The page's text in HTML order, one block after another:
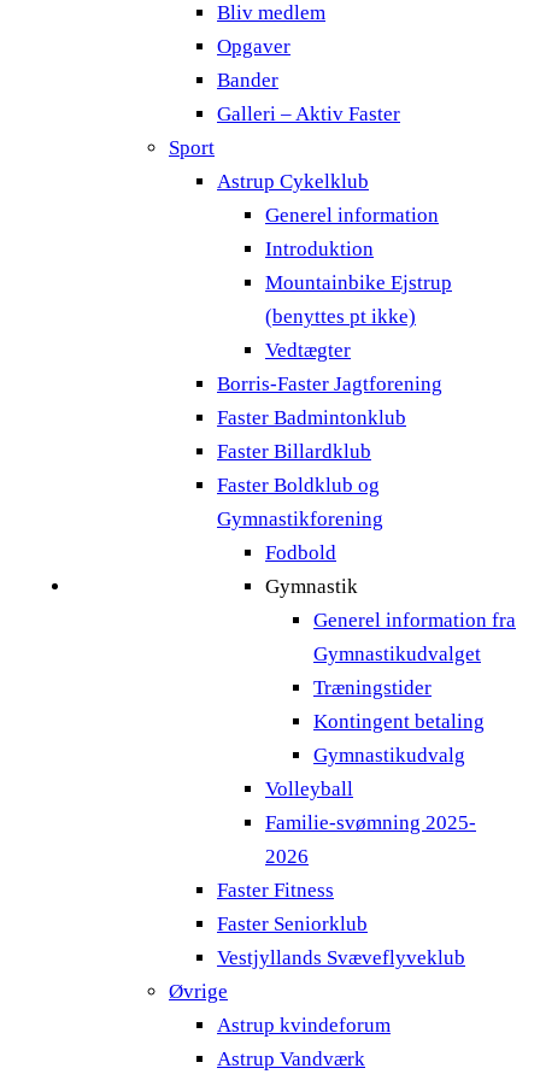
Bliv medlem
Opgaver
Bander
Galleri – Aktiv Faster
Sport
Astrup Cykelklub
Generel information
Introduktion
Mountainbike Ejstrup
(benyttes pt ikke)
Vedtægter
Borris-Faster Jagtforening
Faster Badmintonklub
Faster Billardklub
Faster Boldklub og
Gymnastikforening
Fodbold
Gymnastik
Generel information fra
Gymnastikudvalget
Træningstider
Kontingent betaling
Gymnastikudvalg
Volleyball
Familie-svømning 2025-
2026
Faster Fitness
Faster Seniorklub
Vestjyllands Svæveflyveklub
Øvrige
Astrup kvindeforum
Astrup Vandværk